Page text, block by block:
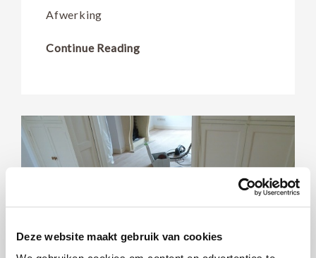
Deze website maakt gebruik van cookies
Afwerking
Continue Reading